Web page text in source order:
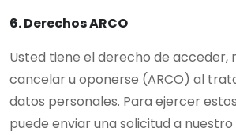
6. Derechos ARCO
Usted tiene el derecho de acceder,
cancelar u oponerse (ARCO) al
datos personales. Para ejercer
puede enviar una solicitud a